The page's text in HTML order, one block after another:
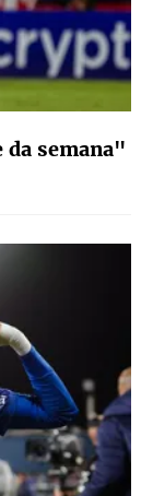
semana"